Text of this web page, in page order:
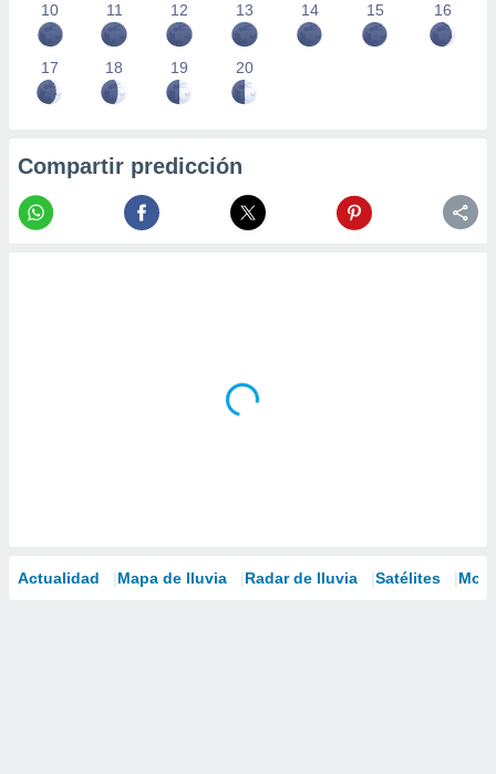
10 11 12 13 14 15 16
17 18 19 20
Compartir predicción
Actualidad Mapa de lluvia Radar de lluvia Satélites